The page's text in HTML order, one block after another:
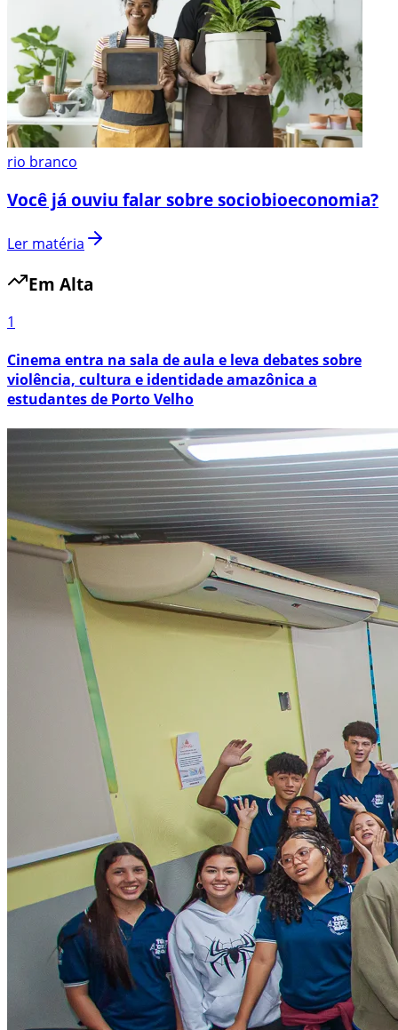
rio branco
Você já ouviu falar sobre sociobioeconomia?
Ler matéria
Em Alta
1
Cinema entra na sala de aula e leva debates sobre
violência, cultura e identidade amazônica a
estudantes de Porto Velho